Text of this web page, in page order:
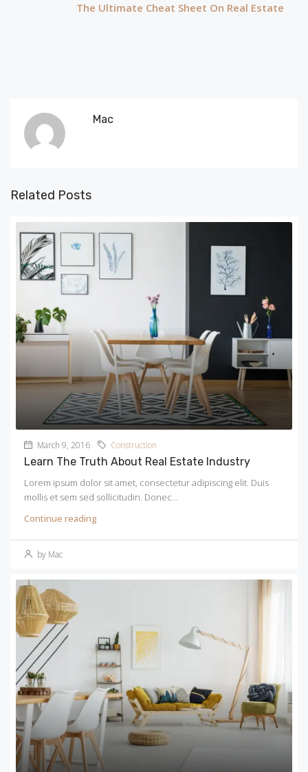
The Ultimate Cheat Sheet On Real Estate
Mac
Related Posts
March 9, 2016 Construction
Learn The Truth About Real Estate Industry
Lorem ipsum dolor sit amet, consectetur adipiscing elit. Duis
mollis et sem sed sollicitudin. Donec...
Continue reading
by Mac